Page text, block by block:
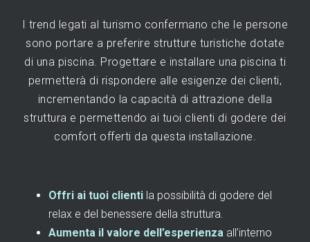
I trend legati al turismo confermano che le persone
sono portare a preferire strutture turistiche dotate
di una piscina. Progettare e installare una piscina ti
permetterà di rispondere alle esigenze dei clienti,
incrementando la capacità di attrazione della
struttura e permettendo ai tuoi clienti di godere dei
comfort offerti da questa installazione.
Offri ai tuoi clienti la possibilità di godere del
relax e del benessere della struttura.
Aumenta il valore dell’esperienza all’interno